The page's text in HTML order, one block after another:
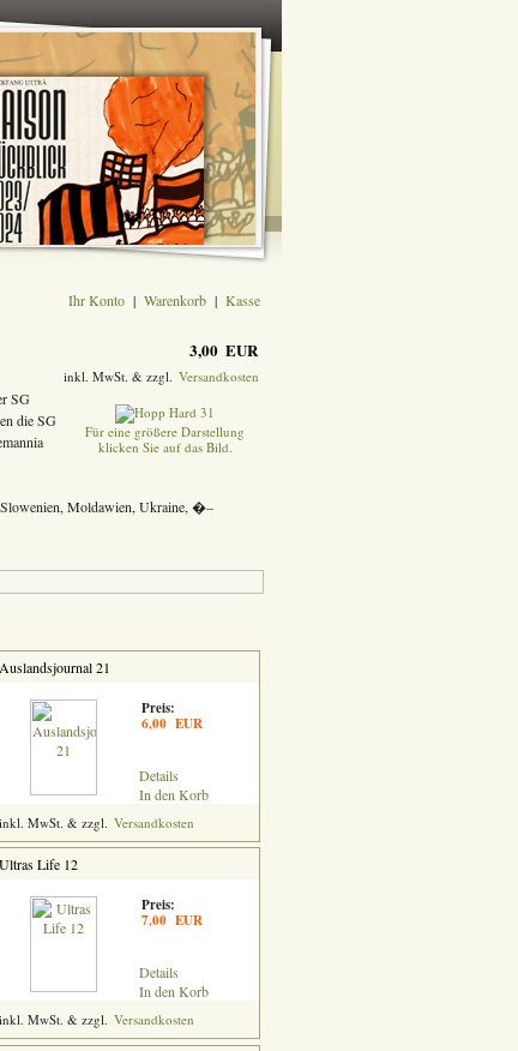
Ihr Konto | Warenkorb | Kasse
3,00 EUR
inkl. MwSt. & zzgl. Versandkosten
Für eine größere Darstellung
klicken Sie auf das Bild.
SG
die SG
Slowenien, Moldawien, Ukraine, �–
Auslandsjournal 21
Preis:
6,00 EUR
Details
In den Korb
inkl. MwSt. & zzgl. Versandkosten
Ultras Life 12
Preis:
7,00 EUR
Details
In den Korb
inkl. MwSt. & zzgl. Versandkosten